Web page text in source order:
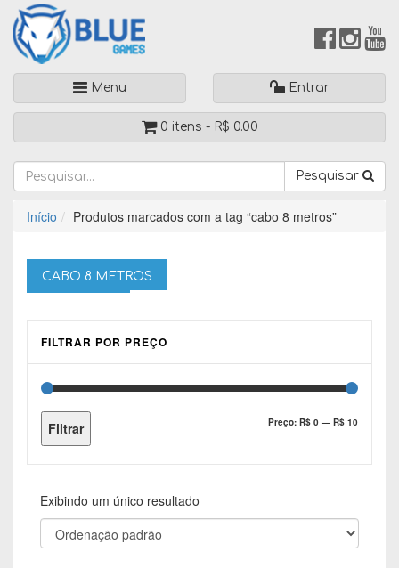
Menu Entrar
0 itens - R$ 0.00
Pesquisar
Início Produtos marcados com a tag “cabo 8 metros”
CABO 8 METROS
FILTRAR POR PREÇO
Preço
Preço
Filtrar Preço: R$ 0 — R$ 10
Exibindo um único resultado